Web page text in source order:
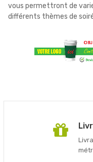
vous permettront de
différents thèmes de